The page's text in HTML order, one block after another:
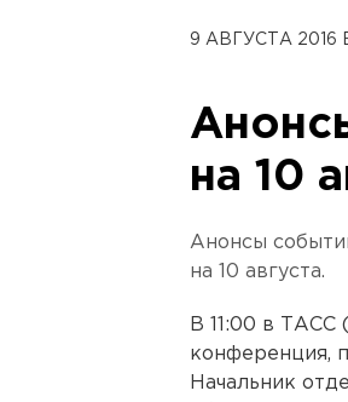
9 АВГУСТА 2016
на 10
Анонсы
на 10 августа.
В 11:00 в ТАСС
конференция,
Начальник